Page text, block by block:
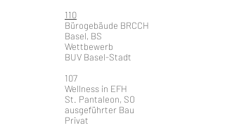
110
Bürogebäude BRCCH
Basel, BS
Wettbewerb
BUV Basel-Stadt
107
Wellness in EFH
St. Pantaleon, SO
ausgeführter Bau
Privat